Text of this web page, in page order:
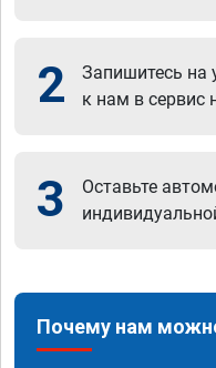
2
Запишитесь на
к нам в сервис
3
Оставьте
Почему нам